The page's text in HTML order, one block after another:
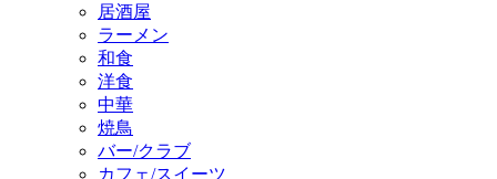
居酒屋
ラーメン
和食
洋食
中華
焼鳥
バー/クラブ
カフェ/スイーツ